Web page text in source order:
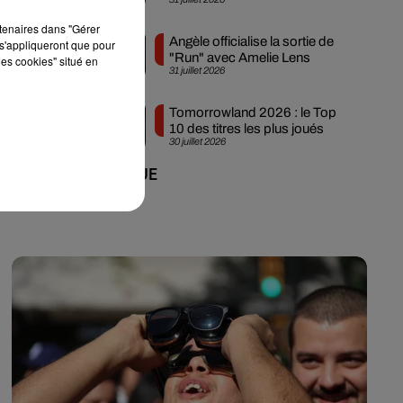
31 juillet 2026
Angèle officialise la sortie de
"Run" avec Amelie Lens
30 juillet 2026
Tomorrowland 2026 : le Top
10 des titres les plus joués
+ DE MUSIQUE
dans "Gérer
que pour
cookies" situé en